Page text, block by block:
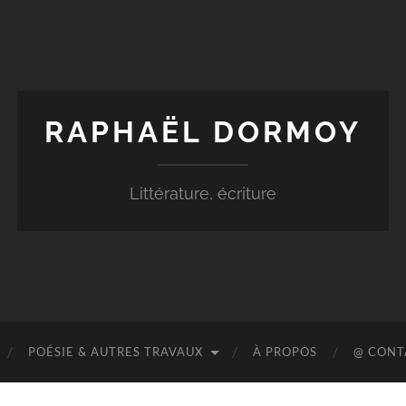
RAPHAËL DORMOY
Littérature, écriture
POÉSIE & AUTRES TRAVAUX À PROPOS @